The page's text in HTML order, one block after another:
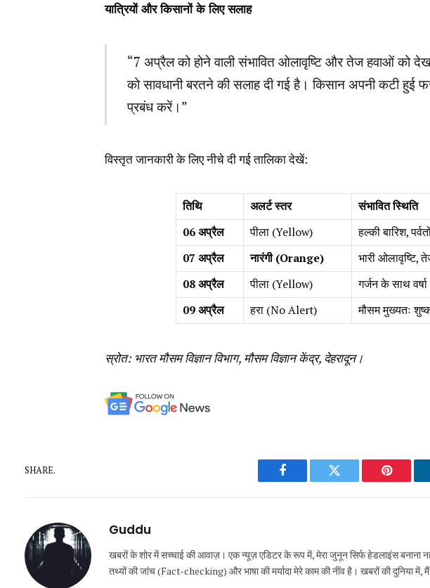
यात्रियों और किसानों के लिए सलाह
“7 अप्रैल को होने वाली संभावित ओलावृष्टि और तेज हवाओं को देखते
को सावधानी बरतने की सलाह दी गई है। किसान अपनी कटी हुई
प्रबंध करें।”
विस्तृत जानकारी के लिए नीचे दी गई तालिका देखें:
तिथि अलर्ट स्तर
संभावित स्थिति
06 अप्रैल
पीला (Yellow)
हल्की बारिश,
07 अप्रैल
नारंगी (Orange)
भारी ओलावृष्टि,
08 अप्रैल
पीला (Yellow)
गर्जन के साथ वर्षा
09 अप्रैल
हरा (No Alert) मौसम मुख्यतः
स्रोत: भारत मौसम विज्ञान विभाग, मौसम विज्ञान केंद्र, देहरादून।
SHARE.
Facebook Twitter Pinterest
Guddu
खबरों के शोर में सच्चाई की आवाज़। एक न्यूज़ एडिटर के रूप में, मेरा जुनून सिर्फ हेडलाइंस बनाना
तथ्यों की जांच (Fact-checking) और भाषा की मर्यादा मेरे काम की नींव है। खबरों की दुनिया में,